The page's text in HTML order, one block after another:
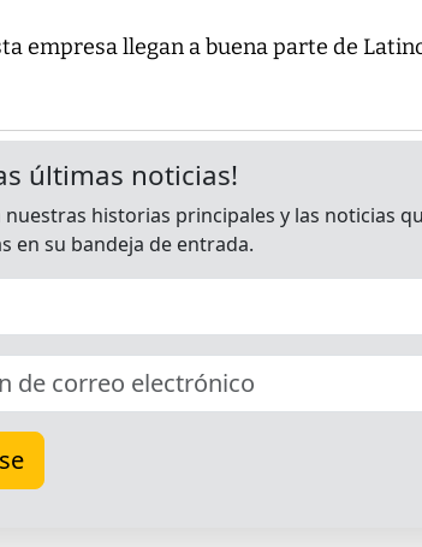
empresa llegan a buena parte de